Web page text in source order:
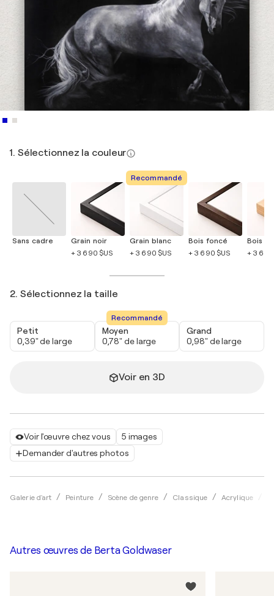
Voir l'œuvre chez vous
5 images
Demander d'autres photos
Galerie d'art Peinture Scène de genre Classique Acrylique
1. Sélectionnez la couleur
Sans cadre
Grain noir
+ 3 690 $US
Recommandé
Grain blanc
+ 3 690 $US
Bois foncé
+ 3 690 $US
Bois
+ 3 690
2. Sélectionnez la taille
Petit
0,39" de large
Recommandé
Moyen
0,78" de large
Grand
0,98" de large
Voir en 3D
Autres œuvres de Berta Goldwaser